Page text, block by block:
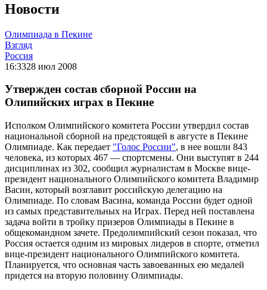
Новости
Олимпиада в Пекине
Взгляд
Россия
16:3328 июл 2008
Утвержден состав сборной России на
Олипийских играх в Пекине
Исполком Олимпийского комитета России утвердил состав
национальной сборной на предстоящей в августе в Пекине
Олимпиаде. Как передает "Голос России", в нее вошли 843
человека, из которых 467 — спортсмены. Они выступят в 244
дисциплинах из 302, сообщил журналистам в Москве вице-
президент национального Олимпийского комитета Владимир
Васин, который возглавит российскую делегацию на
Олимпиаде. По словам Васина, команда России будет одной
из самых представительных на Играх. Перед ней поставлена
задача войти в тройку призеров Олимпиады в Пекине в
общекомандном зачете. Предолимпийский сезон показал, что
Россия остается одним из мировых лидеров в спорте, отметил
вице-президент национального Олимпийского комитета.
Планируется, что основная часть завоеванных ею медалей
придется на вторую половину Олимпиады.